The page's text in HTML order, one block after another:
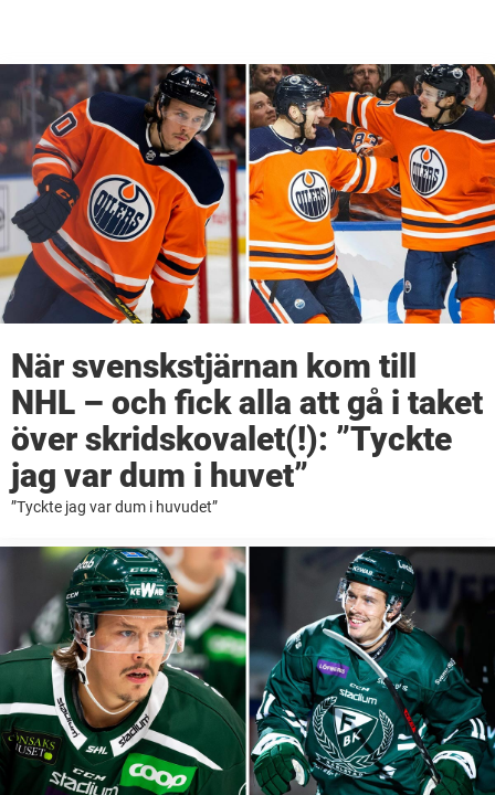
När svenskstjärnan kom till
NHL – och fick alla att gå i taket
över skridskovalet(!): ”Tyckte
jag var dum i huvet”
”Tyckte jag var dum i huvudet”